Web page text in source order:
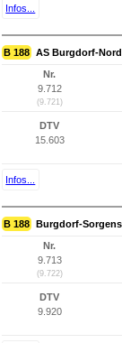
Infos...
B 188 AS Burgdorf-
Nr.
9.712
(9.721)
DTV
15.603
Infos...
B 188 Burgdorf-
Nr.
9.713
(9.722)
DTV
9.920